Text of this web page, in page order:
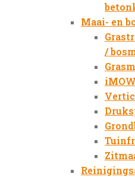
Maai- en
/